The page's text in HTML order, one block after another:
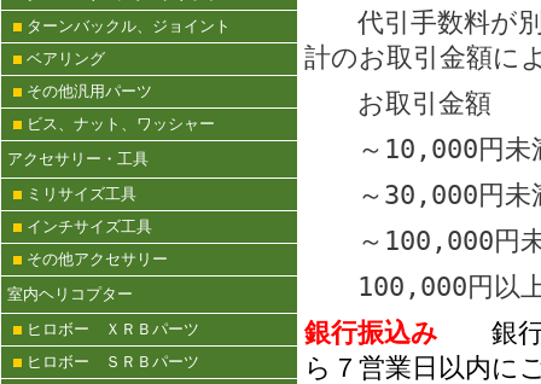
ターンバックル、ジョイント
ベアリング
その他汎用パーツ
ビス、ナット、ワッシャー
アクセサリー・工具
ミリサイズ工具
インチサイズ工具
その他アクセサリー
室内ヘリコプター
ヒロボー ＸＲＢパーツ
ヒロボー ＳＲＢパーツ
代引手数料が別
計のお取引金額に
お取引
～10,000
～30,000
～100,000
100,000円
銀行振込み 銀
ら７営業日以内に